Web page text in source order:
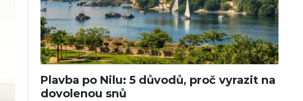
Plavba po Nilu: 5 důvodů, proč vyrazit na
dovolenou snů